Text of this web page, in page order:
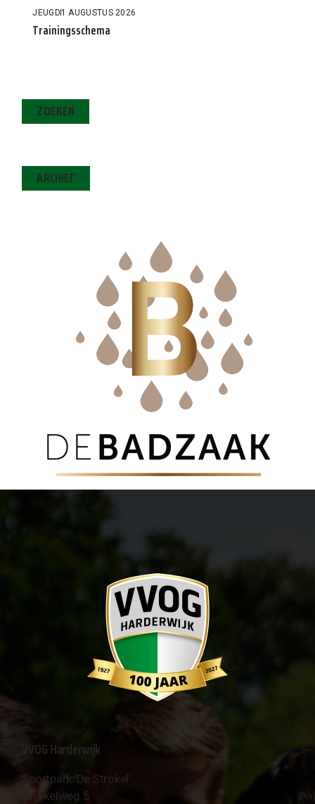
JEUGD1 AUGUSTUS 2026
Trainingsschema
ZOEKEN
ARCHIEF
VVOG Harderwijk
Sportpark 'De Strokel'
Strokelweg 5